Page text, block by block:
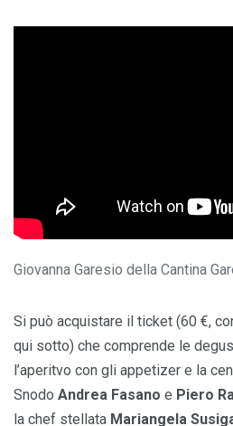
Giovanna Garesio della Cantina
Si può acquistare il ticket (60 €,
qui sotto) che comprende le
l’aperitvo con gli appetizer e la
Snodo Andrea Fasano e Piero
la chef stellata Mariangela